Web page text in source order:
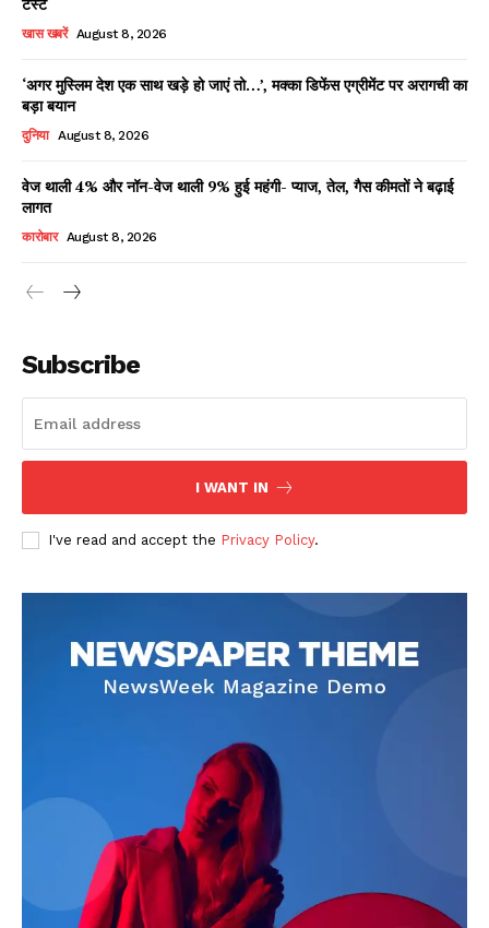
Contact us
Subscription Plans
My account
खास खबरें August 8, 2026
‘अगर मुस्लिम देश एक साथ खड़े हो जाएं तो…’, मक्का डिफेंस एग्रीमेंट पर अरागची का
बड़ा बयान
दुनिया August 8, 2026
वेज थाली 4% और नॉन-वेज थाली 9% हुई महंगी- प्याज, तेल, गैस कीमतों ने बढ़ाई
लागत
कारोबार August 8, 2026
Subscribe
I WANT IN
I've read and accept the Privacy Policy.